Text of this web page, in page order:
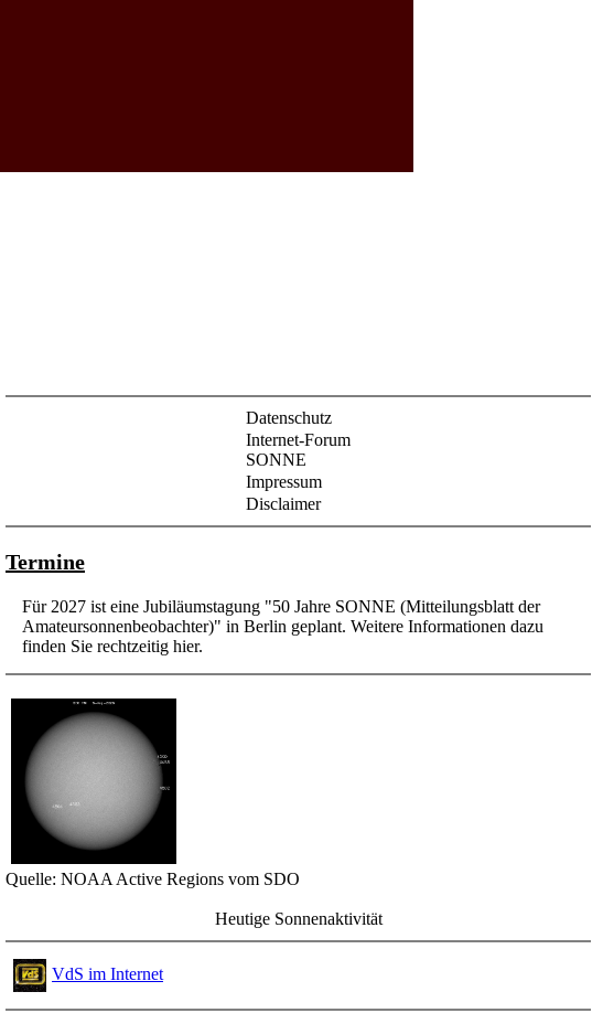
Datenschutz
Internet-Forum
SONNE
Impressum
Disclaimer
Termine
Für 2027 ist eine Jubiläumstagung "50 Jahre SONNE (Mitteilungsblatt der
Amateursonnenbeobachter)" in Berlin geplant. Weitere Informationen dazu
finden Sie rechtzeitig hier.
Quelle: NOAA Active Regions vom SDO
Heutige Sonnenaktivität
VdS im Internet